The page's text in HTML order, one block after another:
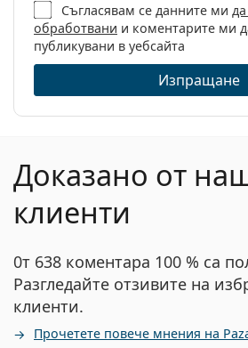
Съгласявам се данните ми
обработвани и коментарите ми
публикувани в уебсайта
Изпращане
Доказано от
клиенти
0т 638 коментара 100 % са
Разгледайте отзивите на
клиенти.
Прочетете повече мнения на